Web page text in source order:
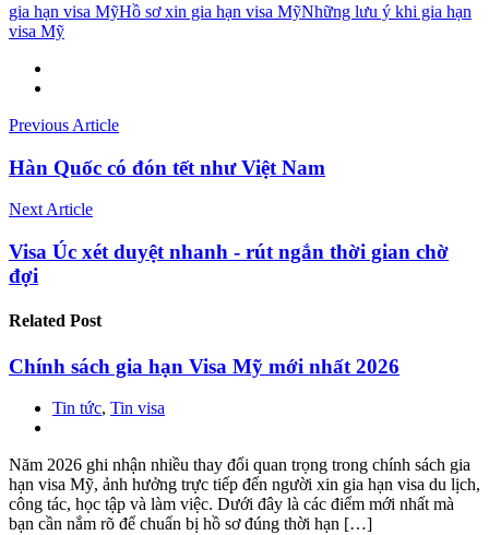
gia hạn visa MỹHồ sơ xin gia hạn visa MỹNhững lưu ý khi gia hạn
visa Mỹ
Previous Article
Hàn Quốc có đón tết như Việt Nam
Next Article
Visa Úc xét duyệt nhanh - rút ngắn thời gian chờ
đợi
Related Post
Chính sách gia hạn Visa Mỹ mới nhất 2026
Tin tức, Tin visa
Năm 2026 ghi nhận nhiều thay đổi quan trọng trong chính sách gia
hạn visa Mỹ, ảnh hưởng trực tiếp đến người xin gia hạn visa du lịch,
công tác, học tập và làm việc. Dưới đây là các điểm mới nhất mà
bạn cần nắm rõ để chuẩn bị hồ sơ đúng thời hạn […]